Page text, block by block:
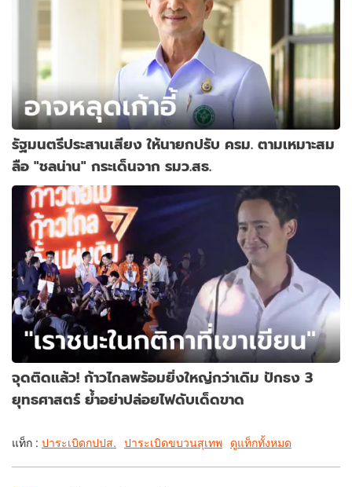
รัฐมนตรีประสานเสียง ให้นายกปรับ ครม. ตามเหมาะสม
ลือ "ชลน่าน" กระเด็นจาก รมว.สธ.
จุดติดแล้ว! ก้าวไกลพร้อมยิ่งใหญ่กว่าเดิม ปักธง 3
ยุทธศาสตร์ ย้ำอย่าปล่อยไฟดับเด็ดขาด
แท็ก : ปาระเบิดกปปส. ปาระเบิดขบวนสุเทพ ดูแท็กทั้งหมด